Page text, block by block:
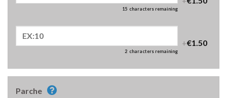
15 characters remaining
2 characters remaining
+€1.50
Parche